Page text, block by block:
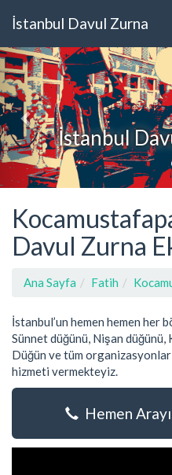
İstanbul Davul Zurna
İstanbul
Davul Zurna
Ana Sayfa Fatih
İstanbul’un hemen hemen her
Sünnet düğünü, Nişan düğünü,
Düğün ve tüm
hizmeti vermekteyiz.
Hemen